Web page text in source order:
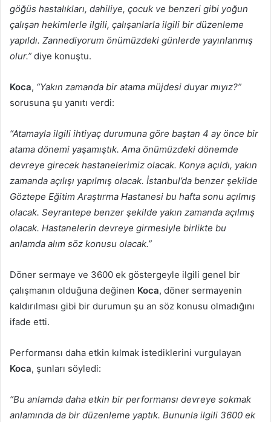
göğüs hastalıkları, dahiliye, çocuk ve benzeri gibi yoğun
çalışan hekimlerle ilgili, çalışanlarla ilgili bir düzenleme
yapıldı. Zannediyorum önümüzdeki günlerde yayınlanmış
olur.” diye konuştu.
Koca, “Yakın zamanda bir atama müjdesi duyar mıyız?”
sorusuna şu yanıtı verdi:
“Atamayla ilgili ihtiyaç durumuna göre baştan 4 ay önce bir
atama dönemi yaşamıştık. Ama önümüzdeki dönemde
devreye girecek hastanelerimiz olacak. Konya açıldı, yakın
zamanda açılışı yapılmış olacak. İstanbul’da benzer şekilde
Göztepe Eğitim Araştırma Hastanesi bu hafta sonu açılmış
olacak. Seyrantepe benzer şekilde yakın zamanda açılmış
olacak. Hastanelerin devreye girmesiyle birlikte bu
anlamda alım söz konusu olacak.”
Döner sermaye ve 3600 ek göstergeyle ilgili genel bir
çalışmanın olduğuna değinen Koca, döner sermayenin
kaldırılması gibi bir durumun şu an söz konusu olmadığını
ifade etti.
Performansı daha etkin kılmak istediklerini vurgulayan
Koca, şunları söyledi:
“Bu anlamda daha etkin bir performansı devreye sokmak
anlamında da bir düzenleme yaptık. Bununla ilgili 3600 ek